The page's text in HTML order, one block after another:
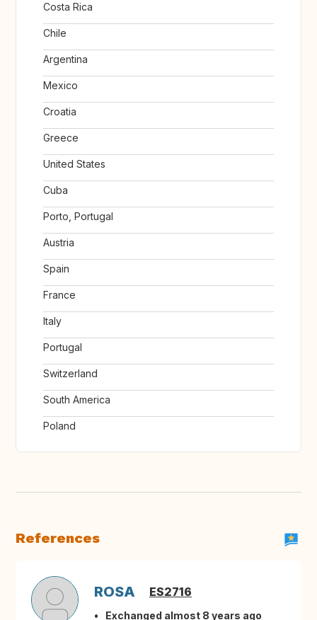
Costa Rica
Chile
Argentina
Mexico
Croatia
Greece
United States
Cuba
Porto, Portugal
Austria
Spain
France
Italy
Portugal
Switzerland
South America
Poland
References
ROSA ES2716
Exchanged almost 8 years ago